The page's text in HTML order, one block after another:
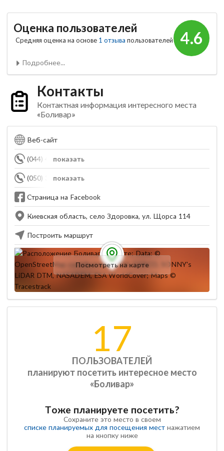
4.6
Оценка пользователей
Средняя оценка на основе 1 отзыва пользователей
Подробнее...
Контакты
Контактная информация интересного места
«Боливар»
Веб-сайт
показать
(044) 451-54-54
показать
(050) 352-53-87
Страница на Facebook
Киевская область, село Здоровка, ул. Щорса 114
Построить маршрут
Посмотреть на карте
17
ПОЛЬЗОВАТЕЛЕЙ
планируют посетить интересное место
«Боливар»
Тоже планируете посетить?
Сохраните это место в своем
списке планируемых для посещения мест нажатием
на кнопку ниже